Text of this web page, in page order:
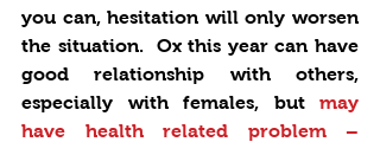
you can, hesitation will only worsen
the situation.  Ox this year can have
good relationship with others,
especially with females, but may
have health related problem –